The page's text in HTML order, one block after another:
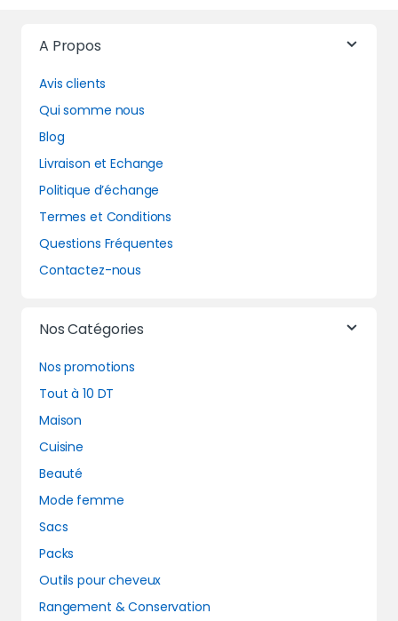
A Propos
Avis clients
Qui somme nous
Blog
Livraison et Echange
Politique d’échange
Termes et Conditions
Questions Fréquentes
Contactez-nous
Nos Catégories
Nos promotions
Tout à 10 DT
Maison
Cuisine
Beauté
Mode femme
Sacs
Packs
Outils pour cheveux
Rangement & Conservation